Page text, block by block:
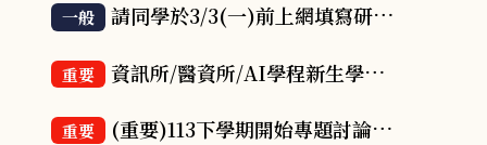
一般 請同學於3/3(一)前上網填寫研究所輔導優良導師推薦表
重要 資訊所/醫資所/AI學程新生學分抵免注意事項
重要 (重要)113下學期開始專題討論不再安排學術倫理演講